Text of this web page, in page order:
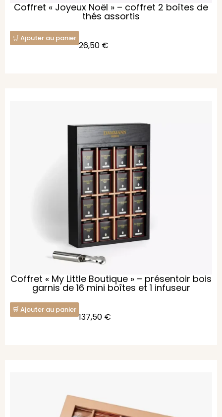
Coffret « Joyeux Noël » – coffret 2 boîtes de
thés assortis
Ajouter au panier
26,50 €
Coffret « My Little Boutique » – présentoir bois
garnis de 16 mini boîtes et 1 infuseur
Ajouter au panier
137,50 €